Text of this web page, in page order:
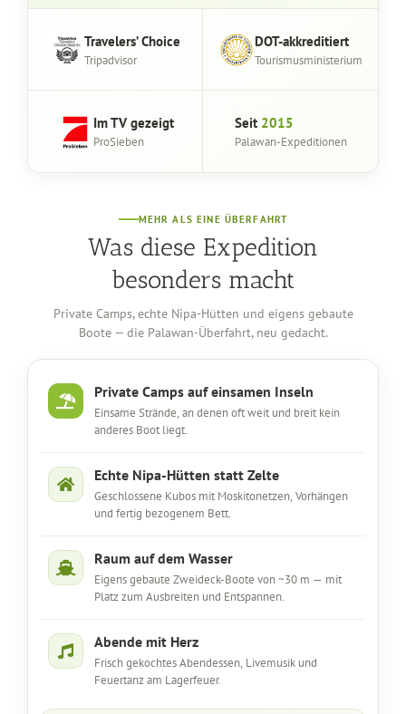
Travelers’ Choice
Tripadvisor
DOT-akkreditiert
Tourismusministerium
Im TV gezeigt
ProSieben
Seit 2015
Palawan-Expeditionen
MEHR ALS EINE ÜBERFAHRT
Was diese Expedition
besonders macht
Private Camps, echte Nipa-Hütten und eigens gebaute
Boote — die Palawan-Überfahrt, neu gedacht.
IHR
CAMP
AUF
DER
Ein
Private Camps auf einsamen Inseln
Einsame Strände, an denen oft weit und breit kein
anderes Boot liegt.
Echte Nipa-Hütten statt Zelte
Geschlossene Kubos mit Moskitonetzen, Vorhängen
und fertig bezogenem Bett.
Raum auf dem Wasser
Eigens gebaute Zweideck-Boote von ~30 m — mit
Platz zum Ausbreiten und Entspannen.
Abende mit Herz
Frisch gekochtes Abendessen, Livemusik und
Feuertanz am Lagerfeuer.